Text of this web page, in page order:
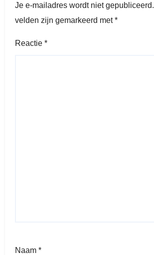
Je e-mailadres wordt niet gepubliceerd.
velden zijn gemarkeerd met*
Reactie *
Naam *